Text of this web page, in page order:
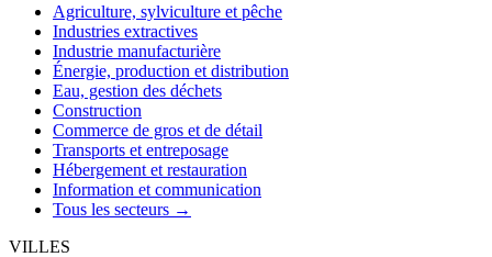
Agriculture, sylviculture et pêche
Industries extractives
Industrie manufacturière
Énergie, production et distribution
Eau, gestion des déchets
Construction
Commerce de gros et de détail
Transports et entreposage
Hébergement et restauration
Information et communication
Tous les secteurs →
VILLES